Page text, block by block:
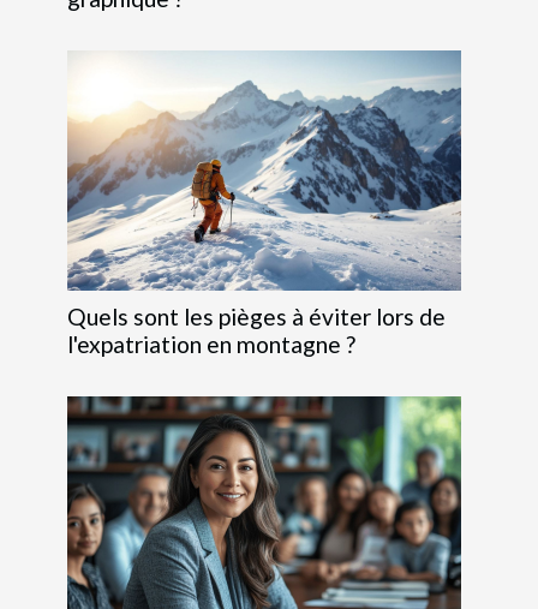
Quels sont les pièges à éviter lors de
l'expatriation en montagne ?